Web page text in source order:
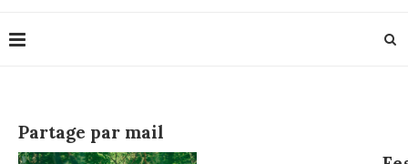
Partage par mail